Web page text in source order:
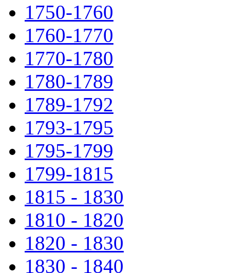
1750-1760
1760-1770
1770-1780
1780-1789
1789-1792
1793-1795
1795-1799
1799-1815
1815 - 1830
1810 - 1820
1820 - 1830
1830 - 1840